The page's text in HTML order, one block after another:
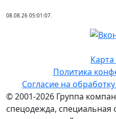
08.08.26 05:01:07.
Карта
Политика
Согласие на
© 2001-2026 Группа
спецодежда, специальная